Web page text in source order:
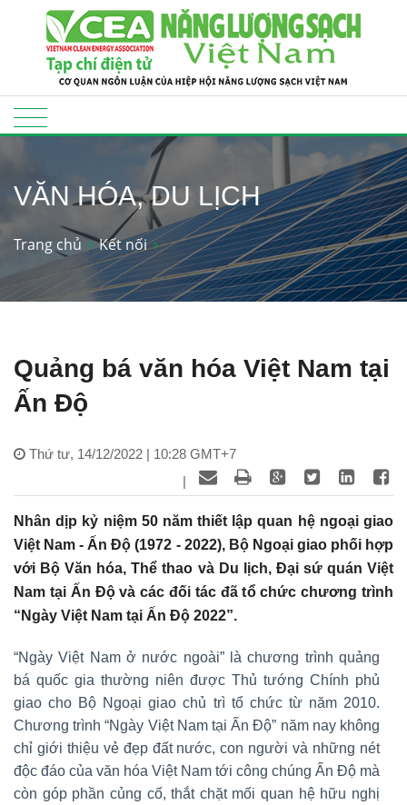
VĂN HÓA, DU LỊCH
Trang chủ Kết nối
Quảng bá văn hóa Việt Nam tại
Ấn Độ
Thứ tư, 14/12/2022 | 10:28 GMT+7
|
Nhân dịp kỷ niệm 50 năm thiết lập quan hệ ngoại giao
Việt Nam - Ấn Độ (1972 - 2022), Bộ Ngoại giao phối hợp
với Bộ Văn hóa, Thể thao và Du lịch, Đại sứ quán Việt
Nam tại Ấn Độ và các đối tác đã tổ chức chương trình
“Ngày Việt Nam tại Ấn Độ 2022”.
“Ngày Việt Nam ở nước ngoài” là chương trình quảng
bá quốc gia thường niên được Thủ tướng Chính phủ
giao cho Bộ Ngoại giao chủ trì tổ chức từ năm 2010.
Chương trình “Ngày Việt Nam tại Ấn Độ” năm nay không
chỉ giới thiệu vẻ đẹp đất nước, con người và những nét
độc đáo của văn hóa Việt Nam tới công chúng Ấn Độ mà
còn góp phần củng cố, thắt chặt mối quan hệ hữu nghị